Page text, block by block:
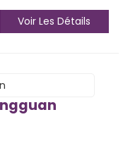
Voir Les Détails